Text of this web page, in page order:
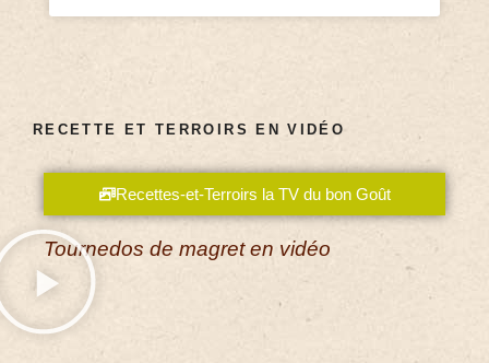
RECETTE ET TERROIRS EN VIDÉO
Recettes-et-Terroirs la TV du bon Goût
Tournedos de magret en vidéo